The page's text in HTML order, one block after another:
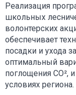
Реализация
школьных
волонтерских
обеспечивает
посадки и ухода
оптимальный
поглощения СО²,
условиях региона.